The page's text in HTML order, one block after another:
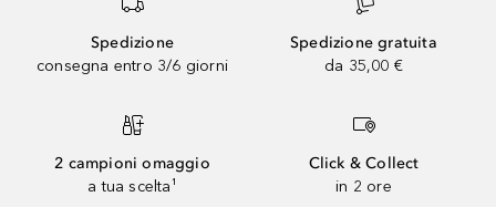
Spedizione
consegna entro 3/6 giorni
Spedizione gratuita
da 35,00 €
2 campioni omaggio
a tua scelta¹
Click & Collect
in 2 ore